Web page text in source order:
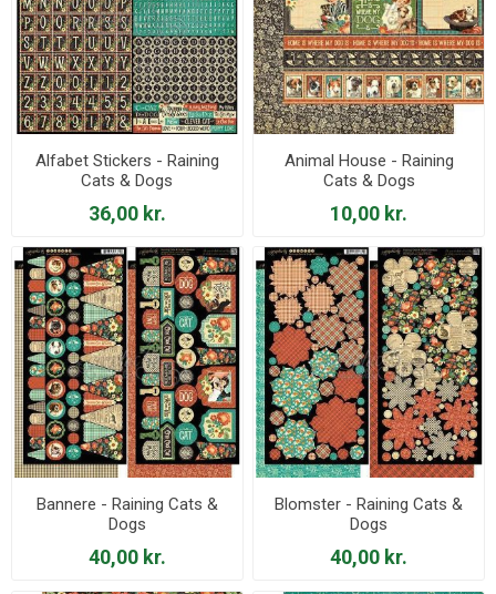
Alfabet Stickers - Raining
Cats & Dogs
36,00 kr.
Animal House - Raining
Cats & Dogs
10,00 kr.
Bannere - Raining Cats &
Dogs
40,00 kr.
Blomster - Raining Cats &
Dogs
40,00 kr.